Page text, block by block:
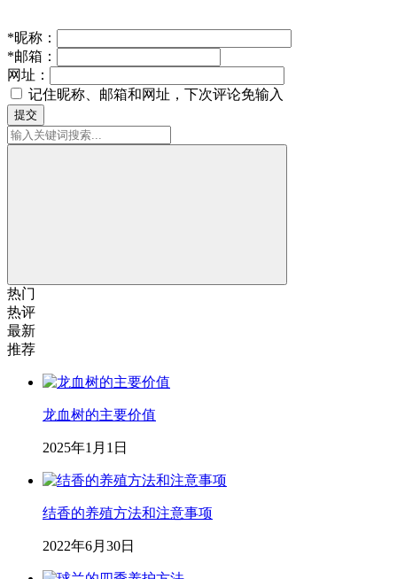
*昵称：
*邮箱：
网址：
记住昵称、邮箱和网址，下次评论免输入
提交
热门
热评
最新
推荐
龙血树的主要价值
2025年1月1日
结香的养殖方法和注意事项
2022年6月30日